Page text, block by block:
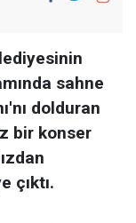
sahne
dolduran
bir konser
çıktı.